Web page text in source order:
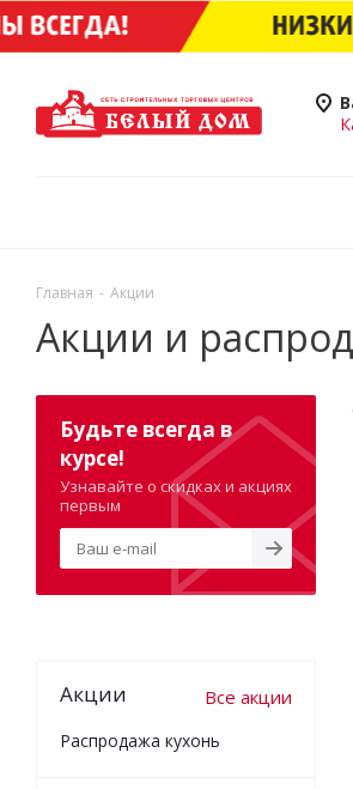
Главная - Акции
Акции и
Будьте всегда в
курсе!
Узнавайте о скидках и акциях
первым
Акции Все акции
Распродажа кухонь